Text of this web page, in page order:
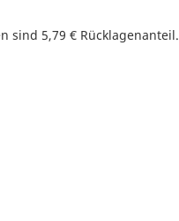
sind 5,79 € Rücklagenanteil.